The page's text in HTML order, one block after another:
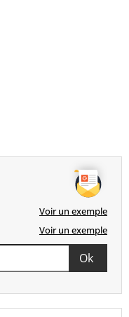
Voir un exemple
Voir un exemple